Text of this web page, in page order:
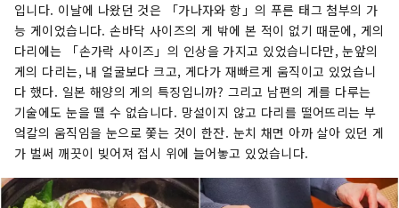
입니다. 이날에 나왔던 것은 「가나자와 항」의 푸른 태그 첨부의 가
능 게이었습니다. 손바닥 사이즈의 게 밖에 본 적이 없기 때문에, 게의
다리에는 「손가락 사이즈」의 인상을 가지고 있었습니다만, 눈앞의
게의 다리는, 내 얼굴보다 크고, 게다가 재빠르게 움직이고 있었습니
다 했다. 일본 해양의 게의 특징입니까? 그리고 남편의 게를 다루는
기술에도 눈을 뗄 수 없습니다. 망설이지 않고 다리를 떨어뜨리는 부
엌칼의 움직임을 눈으로 쫓는 것이 한잔. 눈치 채면 아까 살아 있던 게
가 벌써 깨끗이 빚어져 접시 위에 늘어놓고 있었습니다.